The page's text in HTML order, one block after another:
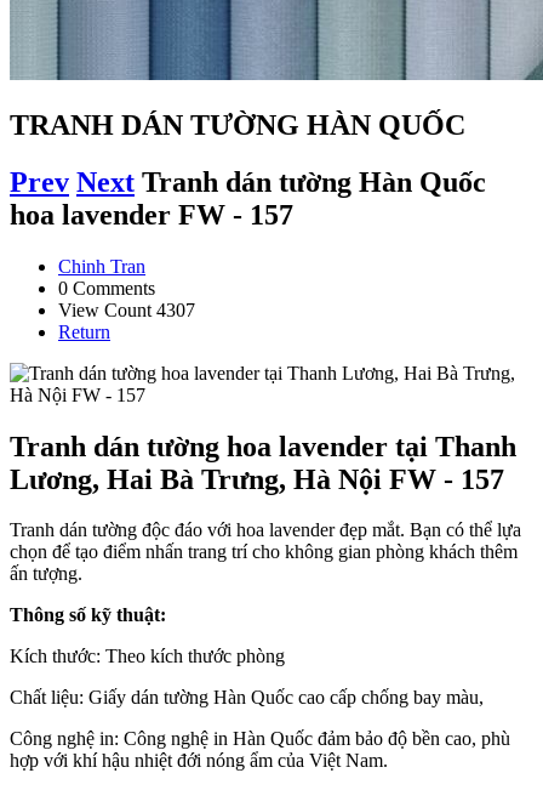
TRANH DÁN TƯỜNG HÀN QUỐC
Prev Next Tranh dán tường Hàn Quốc
hoa lavender FW - 157
Chinh Tran
0 Comments
View Count 4307
Return
Tranh dán tường hoa lavender tại Thanh
Lương, Hai Bà Trưng, Hà Nội FW - 157
Tranh dán tường độc đáo với hoa lavender đẹp mắt. Bạn có thể lựa
chọn để tạo điểm nhấn trang trí cho không gian phòng khách thêm
ấn tượng.
Thông số kỹ thuật:
Kích thước: Theo kích thước phòng
Chất liệu: Giấy dán tường Hàn Quốc cao cấp chống bay màu,
Công nghệ in: Công nghệ in Hàn Quốc đảm bảo độ bền cao, phù
hợp với khí hậu nhiệt đới nóng ẩm của Việt Nam.